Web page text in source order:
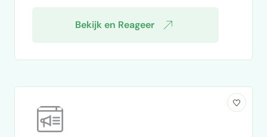
Bekijk en Reageer